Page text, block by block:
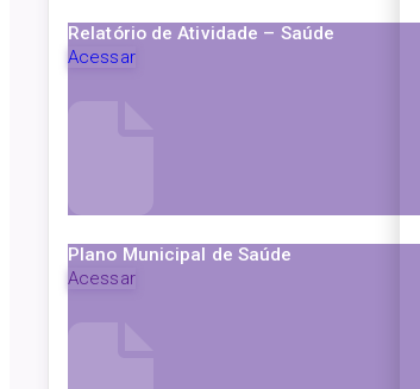
Relatório de Atividade – Saúde
Acessar
Plano Municipal de Saúde
Acessar